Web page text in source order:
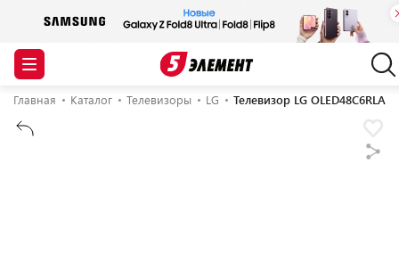
Главная Каталог Телевизоры LG Телевизор LG OLED48C6RLA